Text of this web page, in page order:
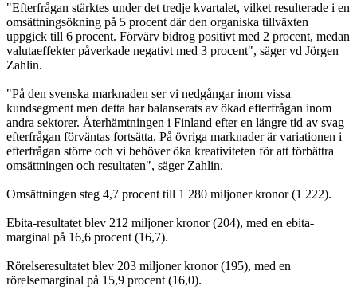
"Efterfrågan stärktes under det tredje kvartalet, vilket resulterade i en
omsättningsökning på 5 procent där den organiska tillväxten
uppgick till 6 procent. Förvärv bidrog positivt med 2 procent, medan
valutaeffekter påverkade negativt med 3 procent", säger vd Jörgen
Zahlin.
"På den svenska marknaden ser vi nedgångar inom vissa
kundsegment men detta har balanserats av ökad efterfrågan inom
andra sektorer. Återhämtningen i Finland efter en längre tid av svag
efterfrågan förväntas fortsätta. På övriga marknader är variationen i
efterfrågan större och vi behöver öka kreativiteten för att förbättra
omsättningen och resultaten", säger Zahlin.
Omsättningen steg 4,7 procent till 1 280 miljoner kronor (1 222).
Ebita-resultatet blev 212 miljoner kronor (204), med en ebita-
marginal på 16,6 procent (16,7).
Rörelseresultatet blev 203 miljoner kronor (195), med en
rörelsemarginal på 15,9 procent (16,0).